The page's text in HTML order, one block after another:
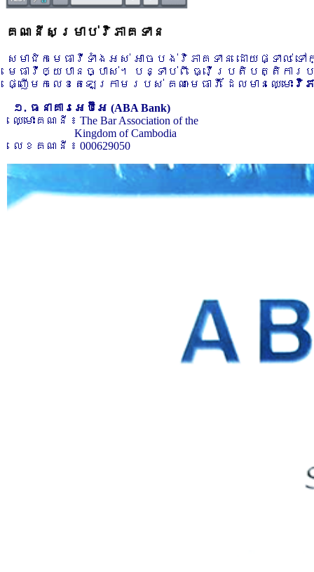
គណនីសម្រាប់វិភាគទាន
សមាជិកមេធាវីទាំងអស់ អាចបង់វិភាគទាន ដោយផ្ទាល់
មេធាវីឲ្យបានច្បាស់។ បន្ទាប់ពី ធ្វើប្រតិបត្តិកា
ផ្ញើមកលេខតេឡេក្រាមរបស់ គណៈមេធាវី ដែលមានឈ្មោះ វិភ
១. ធនាគារអេប៊ីអេ (ABA Bank)
ឈ្មោះគណនី ៖ The Bar Association of the
Kingdom of Cambodia
លេខគណនី ៖ 000629050